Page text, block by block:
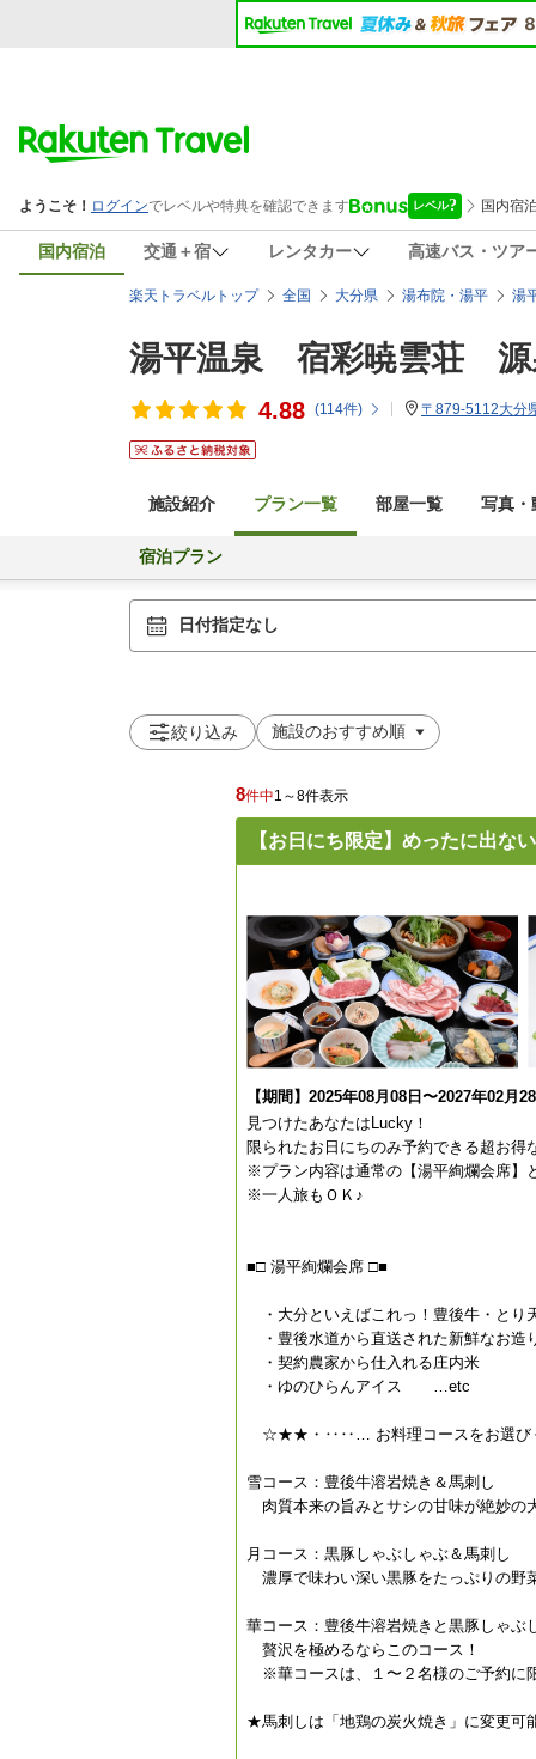
国内宿泊 交通＋宿 レンタカー 高速バス・ツア
楽天トラベルトップ 全国 大分県 湯布院・湯平 湯
湯平温泉 宿彩暁雲荘 源
4.88 (114件) 〒879-5112大分
施設紹介 プラン一覧 部屋一覧 写真・
宿泊プラン
日付指定なし
絞り込み
8件中1～8件表示
【お日にち限定】めったに出な
【期間】2025年08月08日〜2027年02月
見つけたあなたはLucky！
限られたお日にちのみ予約できる超お得
※プラン内容は通常の【湯平絢爛会席】
※一人旅もＯＫ♪
■□ 湯平絢爛会席 □■
・大分といえばこれっ！豊後牛・とり
・豊後水道から直送された新鮮なお造
・契約農家から仕入れる庄内米
・ゆのひらんアイス …etc
☆★★・‥‥… お料理コースをお選
雪コース：豊後牛溶岩焼き＆馬刺し
肉質本来の旨みとサシの甘味が絶妙の
月コース：黒豚しゃぶしゃぶ＆馬刺し
濃厚で味わい深い黒豚をたっぷりの野
華コース：豊後牛溶岩焼きと黒豚しゃぶ
贅沢を極めるならこのコース！
※華コースは、１〜２名様のご予約に
★馬刺しは「地鶏の炭火焼き」に変更可